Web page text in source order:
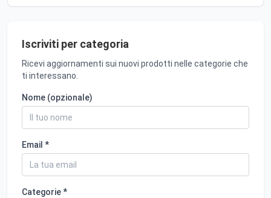
Iscriviti per categoria
Ricevi aggiornamenti sui nuovi prodotti nelle categorie che
ti interessano.
Nome (opzionale)
Email *
Categorie *